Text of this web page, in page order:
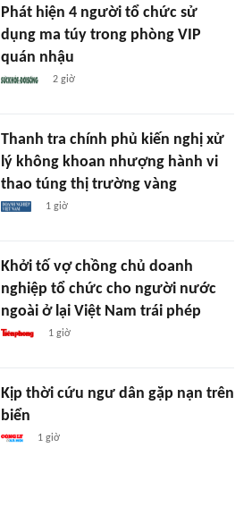
Phát hiện 4 người tổ chức sử
dụng ma túy trong phòng VIP
quán nhậu
2 giờ
Thanh tra chính phủ kiến nghị xử
lý không khoan nhượng hành vi
thao túng thị trường vàng
1 giờ
Khởi tố vợ chồng chủ doanh
nghiệp tổ chức cho người nước
ngoài ở lại Việt Nam trái phép
1 giờ
Kịp thời cứu ngư dân gặp nạn trên
biển
1 giờ